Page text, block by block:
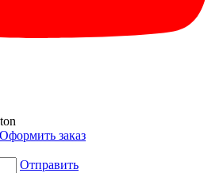
Оформить заказ
Отправить